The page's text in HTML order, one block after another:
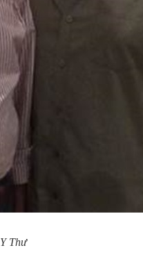
Thư